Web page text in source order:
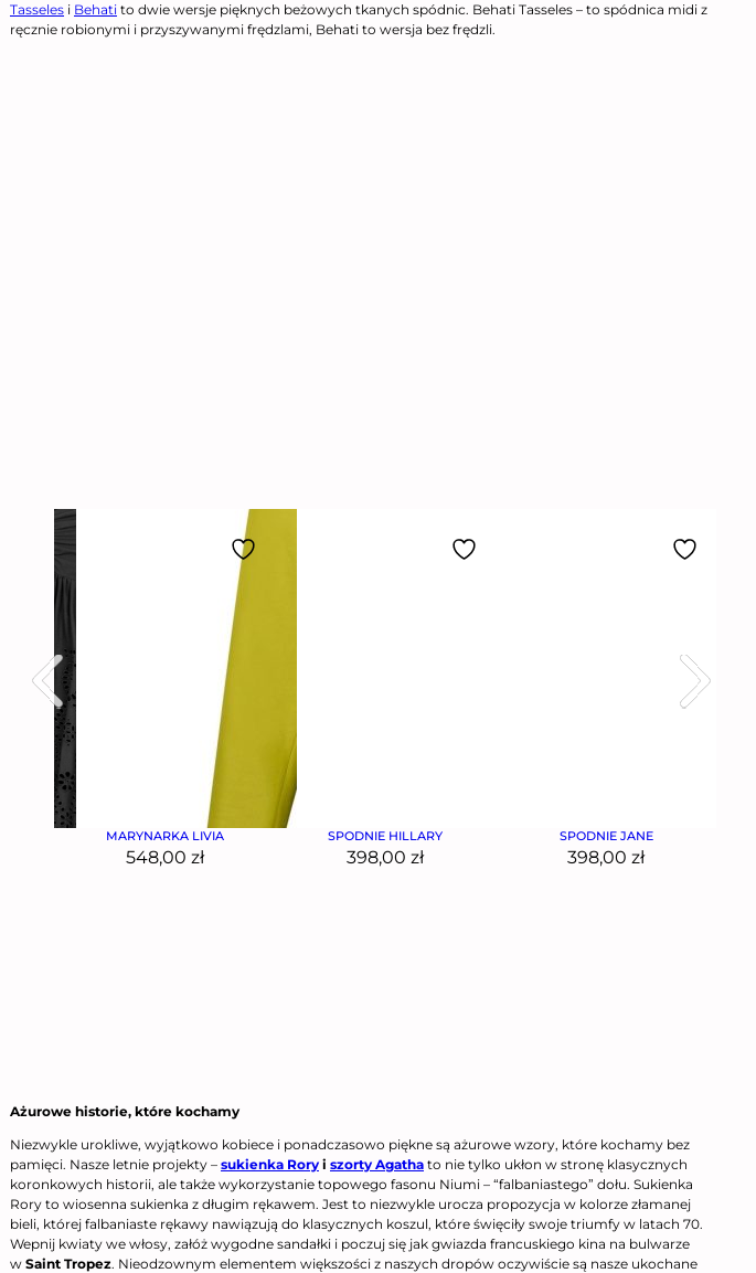
Tasseles i Behati to dwie wersje pięknych beżowych tkanych spódnic. Behati Tasseles – to spódnica midi z
ręcznie robionymi i przyszywanymi frędzlami, Behati to wersja bez frędzli.
MARYNARKA LIVIA
548,00 zł
SPODNIE HILLARY
398,00 zł
SPODNIE JANE
398,00 zł
Ażurowe historie, które kochamy
Niezwykle urokliwe, wyjątkowo kobiece i ponadczasowo piękne są ażurowe wzory, które kochamy bez
pamięci. Nasze letnie projekty – sukienka Rory i szorty Agatha to nie tylko ukłon w stronę klasycznych
koronkowych historii, ale także wykorzystanie topowego fasonu Niumi – “falbaniastego” dołu. Sukienka
Rory to wiosenna sukienka z długim rękawem. Jest to niezwykle urocza propozycja w kolorze złamanej
bieli, której falbaniaste rękawy nawiązują do klasycznych koszul, które święciły swoje triumfy w latach 70.
Wepnij kwiaty we włosy, załóż wygodne sandałki i poczuj się jak gwiazda francuskiego kina na bulwarze
w Saint Tropez. Nieodzownym elementem większości z naszych dropów oczywiście są nasze ukochane